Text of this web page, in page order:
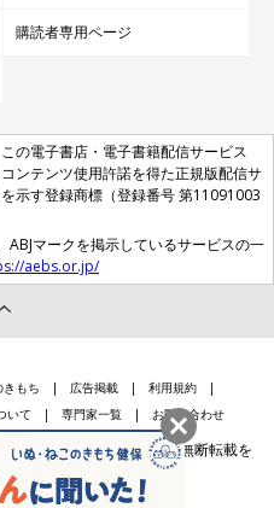
購読者専用ページ
の電子書店・電子書籍配信サービス
ンテンツ使用許諾を得た正規版配信サ
示す登録商標（登録番号 第11091003
ABJマークを掲示しているサービスの一
aebs.or.jp/
もち 広告掲載
利用規約
いて 専門家一覧 お問い合わせ
ラスト等のコンテンツの無断転載を